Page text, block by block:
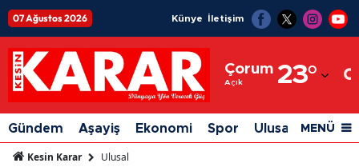
07 Ağustos 2026 Künye İletişim
Çorum
Açık 23°
Adıyaman
Afyonkarahisar
Ağrı
Gündem Aşayiş Ekonomi Spor Ulusal Siyaset
MENÜ
Kesin Karar Ulusal